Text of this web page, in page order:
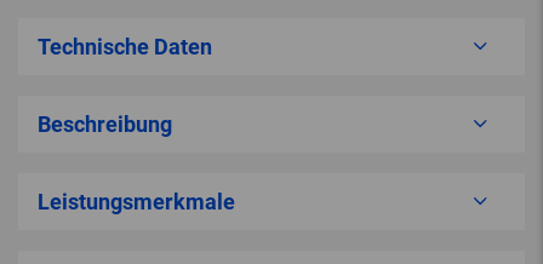
Technische Daten
Beschreibung
Leistungsmerkmale